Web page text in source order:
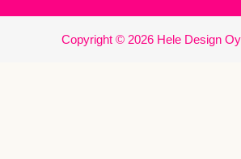
Copyright © 2026 Hele Design